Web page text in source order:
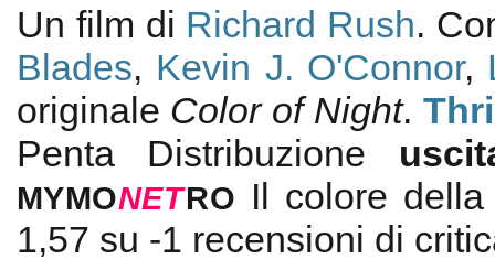
Un film di Richard Rush.
Blades, Kevin J. O'Connor,
originale Color of Night.
Penta Distribuzione
MYMONETRO Il colore della
1,57 su -1 recensioni di